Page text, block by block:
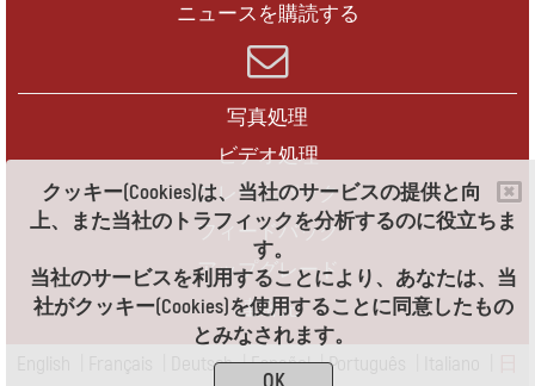
クッキー(Cookies)は、当社のサービスの提供と向
上、また当社のトラフィックを分析するのに役立ちま
す。
当社のサービスを利用することにより、あなたは、当
社がクッキー(Cookies)を使用することに同意したもの
とみなされます。
ニュースを購読する
写真処理
ビデオ処理
フレームパック
フィードバック
アップグレード
連絡先
Deutsch|Español|Português